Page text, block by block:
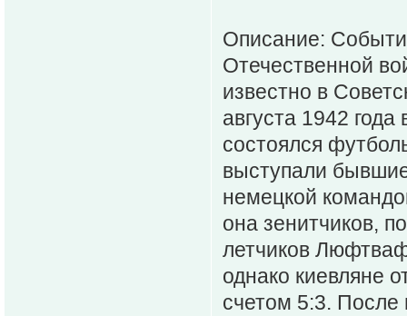
Описание:
Отечественной
известно в
августа 1942
состоялся
выступали
немецкой
она зенитчиков,
летчиков
однако киевляне
счетом 5:3.